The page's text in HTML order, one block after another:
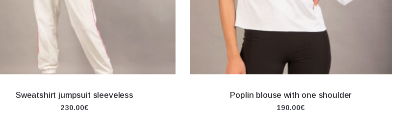
Sweatshirt jumpsuit sleeveless
230.00€
Poplin blouse with one shoulder
190.00€